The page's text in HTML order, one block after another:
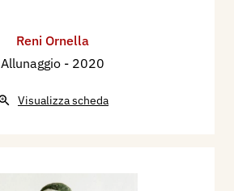
Reni Ornella
Allunaggio - 2020
Visualizza scheda